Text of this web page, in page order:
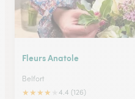
Fleurs Anatole
Belfort
★★★★
4.4 (126)